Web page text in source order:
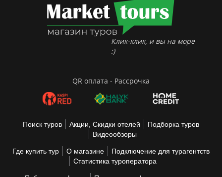
Клик-клик, и вы на море
:)
QR оплата - Рассрочка
Поиск туров Акции, Скидки отелей
Подборка туров
Видеообзоры
Где купить тур О магазине
Подключение для турагентств
Статистика туроператора